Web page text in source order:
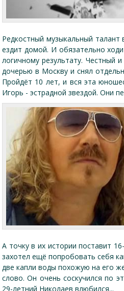
Редкостный музыкальный
ездит домой. И обязательно
логичному результату. Честный
дочерью в Москву и снял
Пройдёт 10 лет, и вся эта
Игорь - эстрадной звездой. Они
А точку в их истории поставит
захотел ещё попробовать себя
две капли воды похожую на его
слово. Он очень соскучился по
29-летний Николаев влюбился...